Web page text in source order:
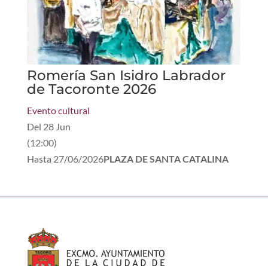
Romería San Isidro Labrador
de Tacoronte 2026
Evento cultural
Del 28 Jun
(12:00)
Hasta 27/06/2026PLAZA DE SANTA CATALINA